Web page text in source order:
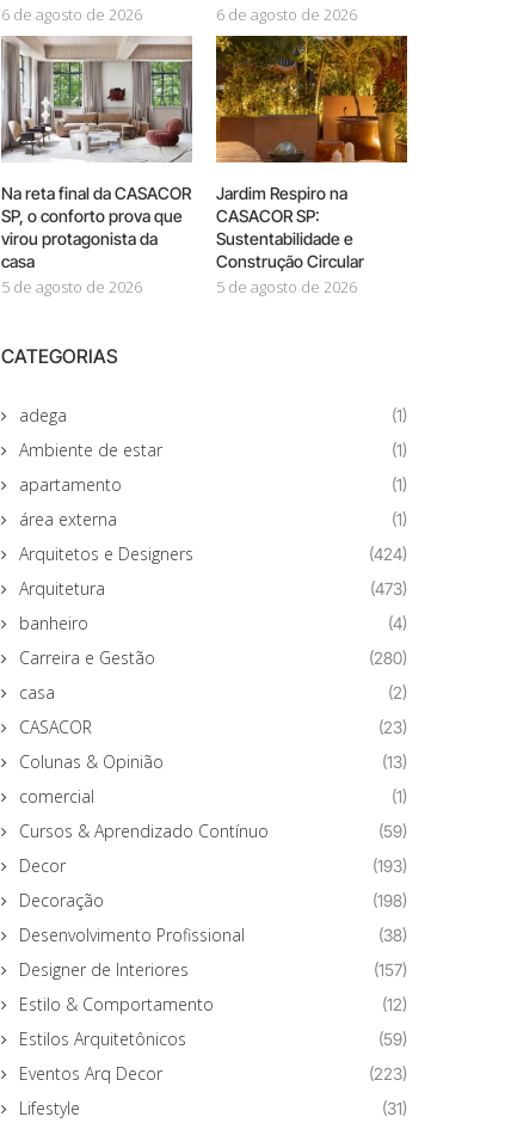
6 de agosto de 2026 6 de agosto de 2026
Na reta final da CASACOR
SP, o conforto prova que
virou protagonista da
casa
5 de agosto de 2026
Jardim Respiro na
CASACOR SP:
Sustentabilidade e
Construção Circular
5 de agosto de 2026
CATEGORIAS
adega (1)
Ambiente de estar (1)
apartamento (1)
área externa (1)
Arquitetos e Designers (424)
Arquitetura (473)
banheiro (4)
Carreira e Gestão (280)
casa (2)
CASACOR (23)
Colunas & Opinião (13)
comercial (1)
Cursos & Aprendizado Contínuo (59)
Decor (193)
Decoração (198)
Desenvolvimento Profissional (38)
Designer de Interiores (157)
Estilo & Comportamento (12)
Estilos Arquitetônicos (59)
Eventos Arq Decor (223)
Lifestyle (31)